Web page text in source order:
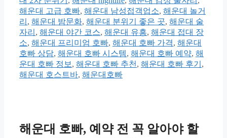
고
리
해운대 고급 호빠, 해운대 남성접객업소, 해운대 놀거
리 , 해운대 밤문화, 해운대 분위기 좋은 곳, 해운대 술
자리 , 해운대 야간 코스, 해운대 유흥, 해운대 접대 장
소, 해운대 프리미엄 호빠, 해운대 호빠 가격, 해운대
호빠 상담, 해운대 호빠 시스템, 해운대 호빠 예약, 해
운대 호빠 정보 , 해운대 호빠 추천 , 해운대 호빠 후기 ,
해운대 호스트바, 해운대호빠
해운대 호빠, 예약 전 꼭 알아야 할